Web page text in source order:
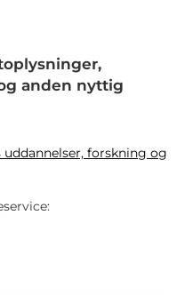
anden nyttig
forskning og